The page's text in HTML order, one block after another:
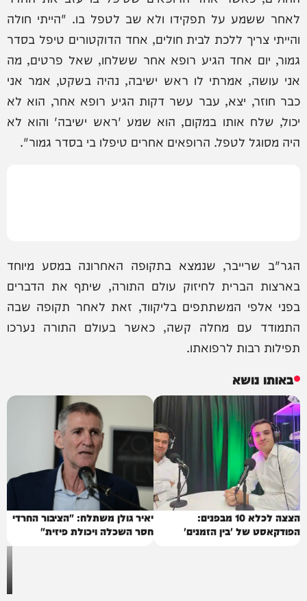
לאחר ששמע על תפקידו ולא שב לטפל בו. "הייתי חולה
והייתי צריך ללכת לבית חולים, אחד הדוקטורים טיפל בסדר
גמור, יום אחד הגיע רופא אחר ששלחו, שאל פרטים, מה
אני עושה, אמרתי לו ראש ישיבה, נהיה בשקט, אמר אני
כבר חוזר, יצא, עבר עשר דקות הגיע רופא אחר, הוא לא
יכול, שלח אותו במקום, הוא שמע 'ראש ישיבה' והוא לא
היה מסוגל לטפל. הרופאים אחרים טיפלו בי בסדר גמור".
הגר"ב שרייבר, שנמצא בתקופה האחרונה במסע מיוחד
בארצות הברית לחיזוק עולם התורה, שיתף את הדברים
בפני אלפי המשתתפים בליקווד, זאת לאחר תקופה שבה
התמודד עם מחלה קשה, כאשר בעולם התורה נערכו
תפילות רבות לרפואתו.
באותו נושא
הצצה לכלא 10 מבפנים:
הפודקאסט של 'בין הזמנים'
יאיר גולן משתלח: "הציבור החרדי
חסר השכלה ויכולת פיזית"